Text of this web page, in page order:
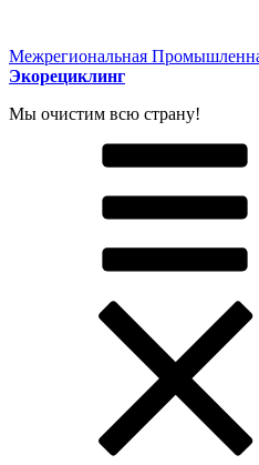
Межрегиональная
Экорециклинг
Мы очистим всю страну!